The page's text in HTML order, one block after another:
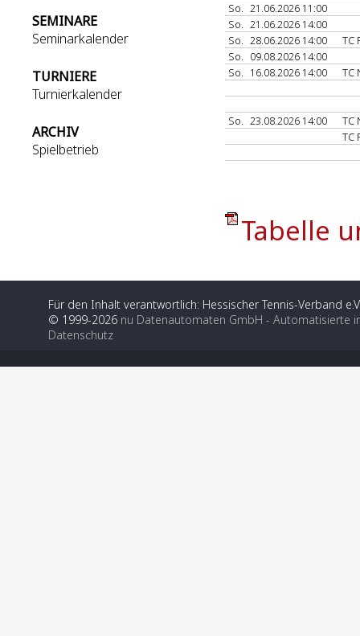
SEMINARE
Seminarkalender
TURNIERE
Turnierkalender
ARCHIV
Spielbetrieb
So. 21.06.2026 11:00
So. 21.06.2026 14:00
So. 28.06.2026 14:00
TC
So. 09.08.2026 14:00
So. 16.08.2026 14:00 TC
So. 23.08.2026 14:00
TC
TC
Tabelle
Für den Inhalt verantwortlich: Hessischer Tennis-Verband
© 1999-2026 nu Datenautomaten GmbH - Automatisierte
Datenschutz